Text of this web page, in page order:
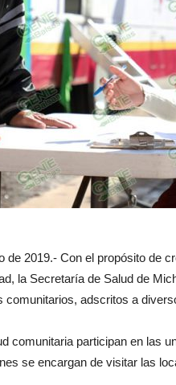
de 2019.- Con el propósito de
la Secretaría de Salud de
comunitarios, adscritos a
comunitaria participan en las
se encargan de visitar las